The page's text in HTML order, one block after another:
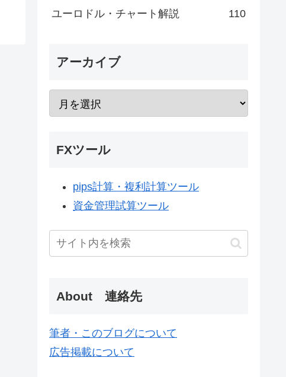
ユーロドル・チャート解説 110
アーカイブ
FXツール
pips計算・複利計算ツール
資金管理試算ツール
About 連絡先
筆者・このブログについて
広告掲載について